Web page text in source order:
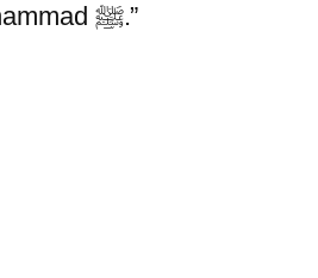
susah menjadi mudah apabila mendapat syafaat Muhammad ﷺ.”